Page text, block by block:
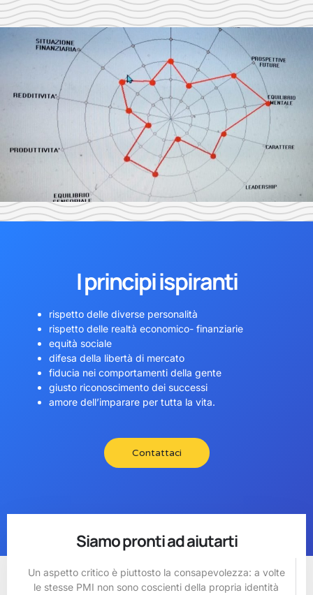
I principi ispiranti
rispetto delle diverse personalità
rispetto delle realtà economico- finanziarie
equità sociale
difesa della libertà di mercato
fiducia nei comportamenti della gente
giusto riconoscimento dei successi
amore dell’imparare per tutta la vita.
Contattaci
Siamo pronti ad aiutarti
Un aspetto critico è piuttosto la consapevolezza: a volte
le stesse PMI non sono coscienti della propria identità